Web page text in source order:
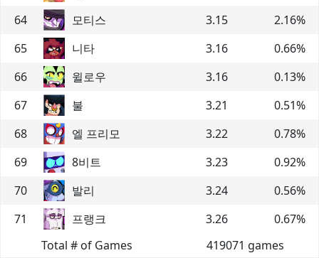
64
모티스 3.15 2.16%
65
니타 3.16 0.66%
66
윌로우 3.16 0.13%
67
불 3.21 0.51%
68
엘 프리모 3.22 0.78%
69
8비트 3.23 0.92%
70
발리 3.24 0.56%
71
프랭크 3.26 0.67%
Total # of Games
419071 games